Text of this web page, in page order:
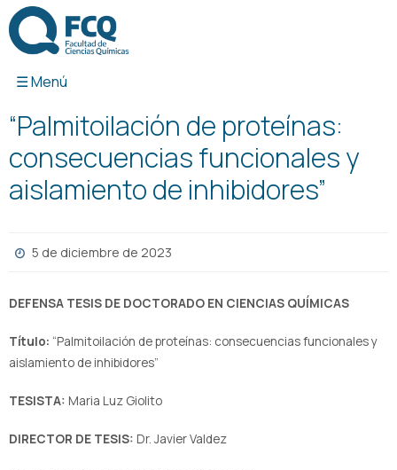
contenido
“Palmitoilación de proteínas:
consecuencias funcionales y
aislamiento de inhibidores”
5 de diciembre de 2023
DEFENSA TESIS DE DOCTORADO EN CIENCIAS QUÍMICAS
Título: “Palmitoilación de proteínas: consecuencias funcionales y
aislamiento de inhibidores”
TESISTA: Maria Luz Giolito
DIRECTOR DE TESIS: Dr. Javier Valdez